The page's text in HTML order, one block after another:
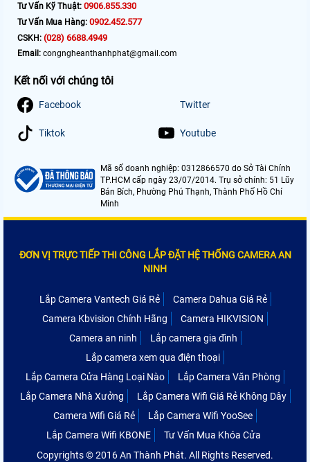
Tư Vấn Kỹ Thuật: 0906.855.330
Tư Vấn Mua Hàng: 0902.452.577
CSKH: (028) 6688.4949
Email: congngheanthanhphat@gmail.com
Kết nối với chúng tôi
Facebook Twitter
Tiktok Youtube
Mã số doanh nghiệp: 0312866570 do Sở Tài Chính
TP.HCM cấp ngày 23/07/2014. Trụ sở chính: 51 Lũy
Bán Bích, Phường Phú Thạnh, Thành Phố Hồ Chí
Minh
ĐƠN VỊ TRỰC TIẾP THI CÔNG LẮP ĐẶT HỆ THỐNG CAMERA AN
NINH
Lắp Camera Vantech Giá Rẻ
Camera Dahua Giá Rẻ
Camera Kbvision Chính Hãng
Camera HIKVISION
Camera an ninh
Lắp camera gia đình
Lắp camera xem qua điện thoại
Lắp Camera Cửa Hàng Loại Nào
Lắp Camera Văn Phòng
Lắp Camera Nhà Xưởng
Lắp Camera Wifi Giá Rẻ Không Dây
Camera Wifi Giá Rẻ
Lắp Camera Wifi YooSee
Lắp Camera Wifi KBONE
Tư Vấn Mua Khóa Cửa
Copyrights © 2016 An Thành Phát. All Rights Reserved.